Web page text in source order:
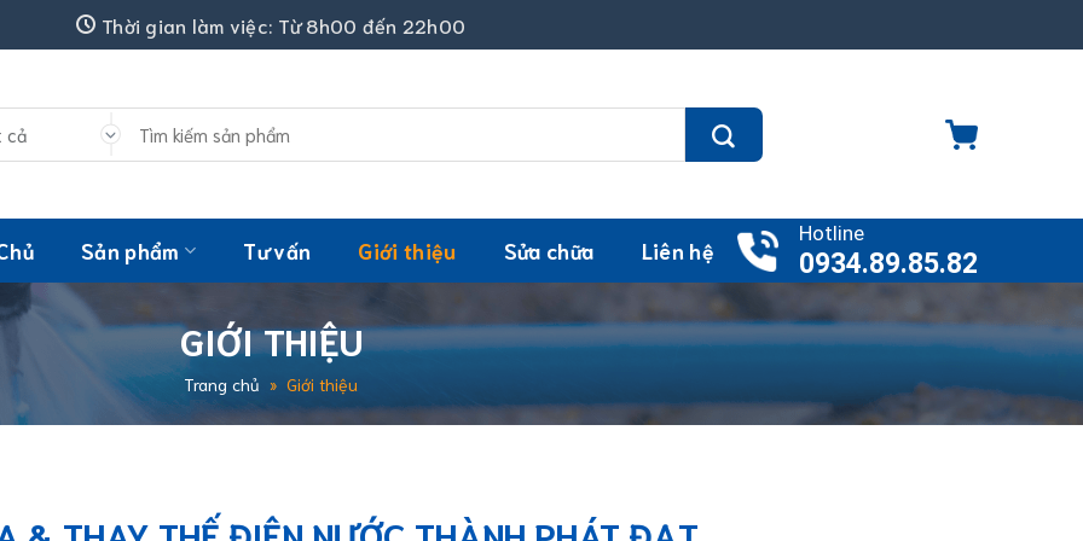
Thời gian làm việc: Từ 8h00 đến 22h00
kiếm:
Sản phẩm Tư vấn Giới thiệu Sửa chữa Liên hệ
Hotline
0934.89.85.82
GIỚI THIỆU
Trang chủ » Giới thiệu